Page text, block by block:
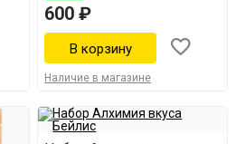
600 ₽
Наличие в магазине